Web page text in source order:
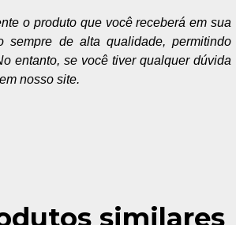
o produto que você receberá em sua
de alta qualidade, permitindo
entanto, se você tiver qualquer dúvida
nosso site.
similares